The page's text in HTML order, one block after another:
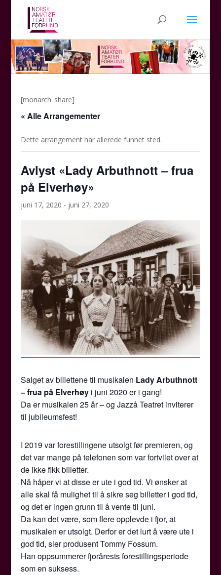
[monarch_share]
« Alle Arrangementer
Dette arrangement har allerede funnet sted.
Avlyst «Lady Arbuthnott – frua
på Elverhøy»
juni 17, 2020 - juni 27, 2020
Salget av billettene til musikalen Lady Arbuthnott
– frua på Elverhøy i juni 2020 er i gang!
Da er musikalen 25 år – og Jazzå Teatret inviterer
til jubileumsfest!
I 2019 var forestillingene utsolgt før premieren, og
det var mange på telefonen som var fortvilet over at
de ikke fikk billetter.
Nå håper vi at disse er ute i god tid. Vi ønsker at
alle skal få mulighet til å sikre seg billetter i god tid,
og det er ingen grunn til å vente til juni.
Da kan det være, som flere opplevde i fjor, at
musikalen er utsolgt. Derfor er det lurt å være ute i
god tid, sier produsent Tommy Fossum.
Han oppsummerer fjorårests forestillingsperiode
som en suksess.